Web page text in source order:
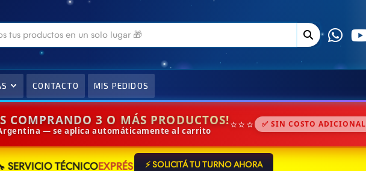
CONTACTO MIS PEDIDOS
COMPRANDO 3 O MÁS PRODUCTOS!
— se aplica automáticamente al carrito ⭐⭐⭐ ✅ SIN COSTO ADICIONAL
SERVICIO TÉCNICOEXPRÉS ⚡ SOLICITÁ TU TURNO AHORA